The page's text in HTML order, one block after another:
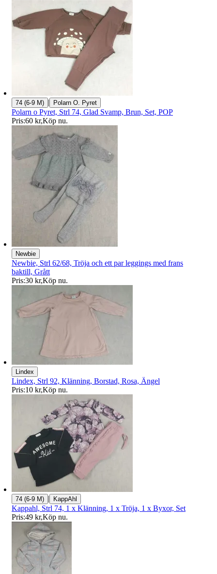
74 (6-9 M) | Polarn O. Pyret
Polarn o Pyret, Strl 74, Glad Svamp, Brun, Set, POP
Pris:60 kr,Köp nu.
Newbie
Newbie, Strl 62/68, Tröja och ett par leggings med frans
baktill, Grått
Pris:30 kr,Köp nu.
Lindex
Lindex, Strl 92, Klänning, Borstad, Rosa, Ängel
Pris:10 kr,Köp nu.
74 (6-9 M) | KappAhl
Kappahl, Strl 74, 1 x Klänning, 1 x Tröja, 1 x Byxor, Set
Pris:49 kr,Köp nu.